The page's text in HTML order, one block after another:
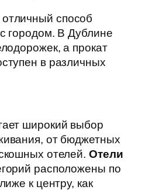
отличный способ
городом. В Дублине
а прокат
в различных
широкий выбор
от бюджетных
отелей. Отели
расположены по
к центру, как